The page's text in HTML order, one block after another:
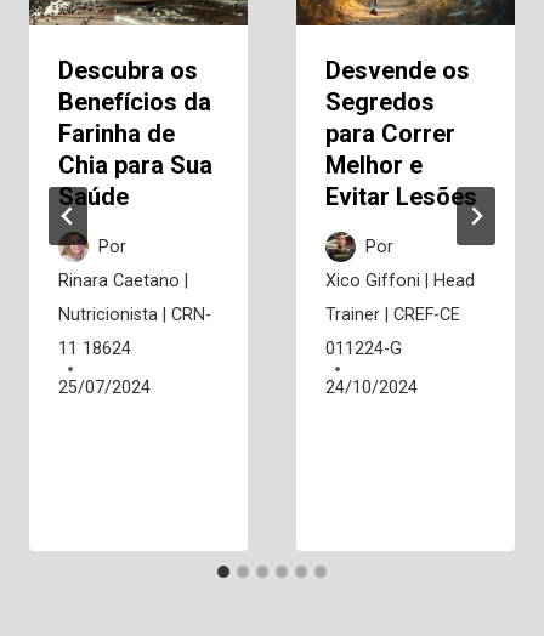
Descubra os
Benefícios da
Farinha de
Chia para Sua
Saúde
Por
Rinara Caetano |
Nutricionista | CRN-
11 18624
25/07/2024
Desvende os
Segredos
para Correr
Melhor e
Evitar Lesões
Por
Xico Giffoni | Head
Trainer | CREF-CE
011224-G
24/10/2024